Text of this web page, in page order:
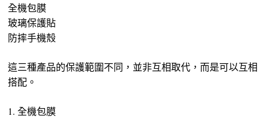
全機包膜
玻璃保護貼
防摔手機殼
這三種產品的保護範圍不同，並非互相取代，而是可以互相
搭配。
1. 全機包膜